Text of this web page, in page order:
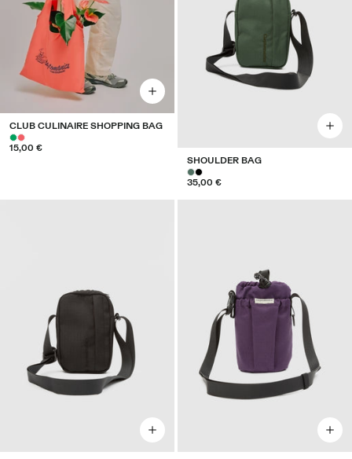
CLUB CULINAIRE SHOPPING BAG
15,00 €
SHOULDER BAG
35,00 €